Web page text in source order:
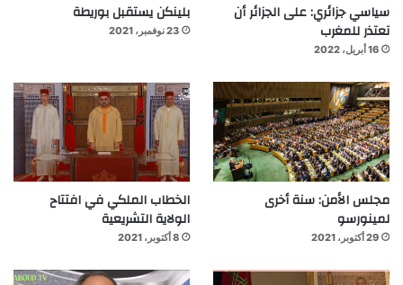
سياسي جزائري: على الجزائر أن
تعتذر للمغرب
16 أبريل، 2022
بلينكن يستقبل بوريطة
23 نوفمبر، 2021
مجلس الأمن: سنة أخرى
لمينورسو
29 أكتوبر، 2021
الخطاب الملكي في افتتاح
الولاية التشريعية
8 أكتوبر، 2021